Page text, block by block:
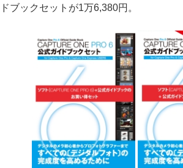
ドブックセットが1万6,380円。